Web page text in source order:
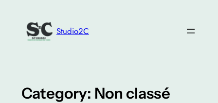
content
Studio2C
Category: Non classé